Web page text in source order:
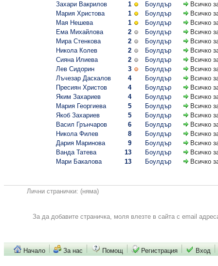
Захари Вакрилов 1 Боулдър
Всичко
Мария Христова
1 Боулдър
Всичко
Мая Нешева
1 Боулдър
Всичко
Ема Михайлова
2 Боулдър
Всичко
Мира Стенкова
2 Боулдър
Всичко
Никола Колев
2 Боулдър
Всичко
Сияна Илиева
2 Боулдър
Всичко
Лев Сидорин
3 Боулдър
Всичко
Лъчезар Даскалов
4 Боулдър
Всичко
Пресиян Христов
4 Боулдър
Всичко
Яким Захариев
4 Боулдър
Всичко
Мария Георгиева
5 Боулдър
Всичко
Якоб Захариев
5 Боулдър
Всичко
Васил Грънчаров
6 Боулдър
Всичко
Никола Филев
8 Боулдър
Всичко
Дария Маринова
9 Боулдър
Всичко
Ванда Татева
13 Боулдър
Всичко
Мари Бакалова
13 Боулдър Всичко
Лични странички: (няма)
За да добавите страничка, моля влезте в сайта с email
Начало За нас Помощ Регистрация Вход